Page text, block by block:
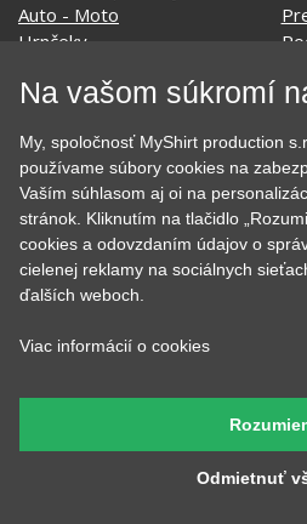
Auto - Moto
Hrnčeky
EKG - moje srdce bije
Film a Seriál
Geek
Hobby
Hudobné
Jedlo, pitie a relax
Kvetiny
Láska
Na vašom súkromí
My, spoločnosť MyShirt production
používame súbory cookies na
Vaším súhlasom aj oi na
stránok. Kliknutím na tlačidlo
cookies a odovzdaním údajov o
cielenej reklamy na sociálnych
ďalších weboch.
Viac informácií o cookies
Odmietnuť